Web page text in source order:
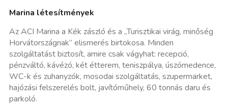
Marina létesítmények
Az ACI Marina a Kék zászló és a „Turisztikai virág, minőség
Horvátországnak” elismerés birtokosa. Minden
szolgáltatást biztosít, amire csak vágyhat: recepció,
pénzváltó, kávézó, két étterem, teniszpálya, úszómedence,
WC-k és zuhanyzók, mosodai szolgáltatás, szupermarket,
hajózási felszerelés bolt, javítóműhely, 60 tonnás daru és
parkoló.